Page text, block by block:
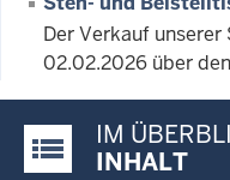
Der Verkauf
02.02.2026 über
Justiz-Portal im
IM
INHALT